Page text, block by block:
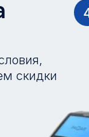
скидки